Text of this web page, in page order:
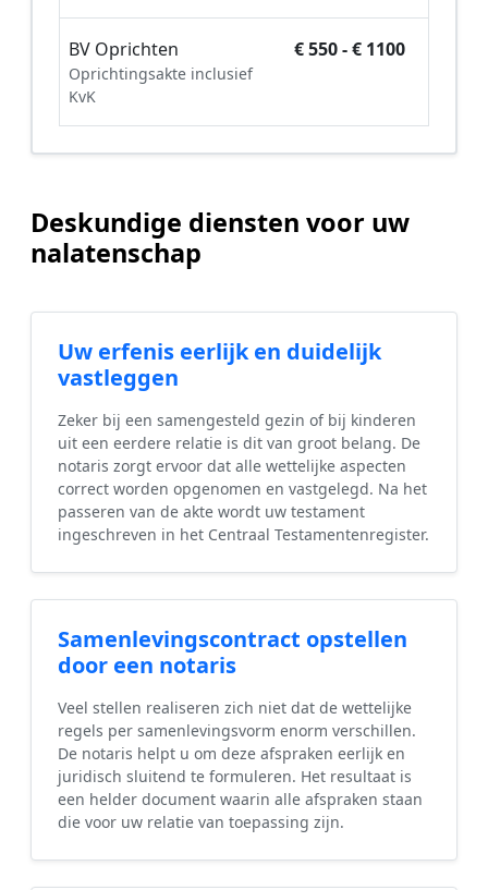
BV Oprichten
Oprichtingsakte inclusief
KvK
€ 550 - € 1100
Deskundige diensten voor uw
nalatenschap
Uw erfenis eerlijk en duidelijk
vastleggen
Zeker bij een samengesteld gezin of bij kinderen
uit een eerdere relatie is dit van groot belang. De
notaris zorgt ervoor dat alle wettelijke aspecten
correct worden opgenomen en vastgelegd. Na het
passeren van de akte wordt uw testament
ingeschreven in het Centraal Testamentenregister.
Samenlevingscontract opstellen
door een notaris
Veel stellen realiseren zich niet dat de wettelijke
regels per samenlevingsvorm enorm verschillen.
De notaris helpt u om deze afspraken eerlijk en
juridisch sluitend te formuleren. Het resultaat is
een helder document waarin alle afspraken staan
die voor uw relatie van toepassing zijn.